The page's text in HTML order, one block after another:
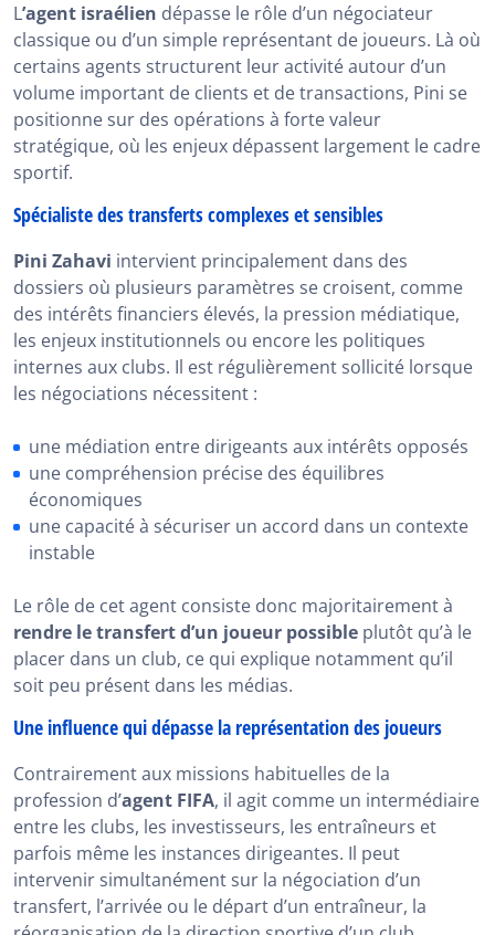
L’agent israélien dépasse le rôle d’un négociateur
classique ou d’un simple représentant de joueurs. Là où
certains agents structurent leur activité autour d’un
volume important de clients et de transactions, Pini se
positionne sur des opérations à forte valeur
stratégique, où les enjeux dépassent largement le cadre
sportif.
Spécialiste des transferts complexes et sensibles
Pini Zahavi intervient principalement dans des
dossiers où plusieurs paramètres se croisent, comme
des intérêts financiers élevés, la pression médiatique,
les enjeux institutionnels ou encore les politiques
internes aux clubs. Il est régulièrement sollicité lorsque
les négociations nécessitent :
une médiation entre dirigeants aux intérêts opposés
une compréhension précise des équilibres
économiques
une capacité à sécuriser un accord dans un contexte
instable
Le rôle de cet agent consiste donc majoritairement à
rendre le transfert d’un joueur possible plutôt qu’à le
placer dans un club, ce qui explique notamment qu’il
soit peu présent dans les médias.
Une influence qui dépasse la représentation des joueurs
Contrairement aux missions habituelles de la
profession d’agent FIFA, il agit comme un intermédiaire
entre les clubs, les investisseurs, les entraîneurs et
parfois même les instances dirigeantes. Il peut
intervenir simultanément sur la négociation d’un
transfert, l’arrivée ou le départ d’un entraîneur, la